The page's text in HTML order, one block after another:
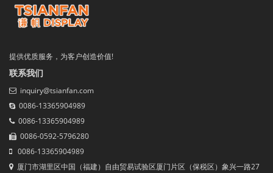
提供优质服务，为客户创造价值!
联系我们
inquiry@tsianfan.com
0086-13365904989
0086-13365904989
0086-0592-5796280
0086-13365904989
厦门市湖里区中国（福建）自由贸易试验区厦门片区（保税区）象兴一路27